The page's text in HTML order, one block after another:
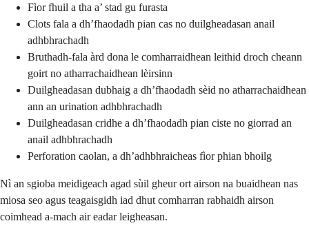
Fìor fhuil a tha a’ stad gu furasta
Clots fala a dh’fhaodadh pian cas no duilgheadasan anail
adhbhrachadh
Bruthadh-fala àrd dona le comharraidhean leithid droch cheann
goirt no atharrachaidhean lèirsinn
Duilgheadasan dubhaig a dh’fhaodadh sèid no atharrachaidhean
ann an urination adhbhrachadh
Duilgheadasan cridhe a dh’fhaodadh pian ciste no giorrad an
anail adhbhrachadh
Perforation caolan, a dh’adhbhraicheas fìor phian bhoilg
Nì an sgioba meidigeach agad sùil gheur ort airson na buaidhean nas
miosa seo agus teagaisgidh iad dhut comharran rabhaidh airson
coimhead a-mach air eadar leigheasan.